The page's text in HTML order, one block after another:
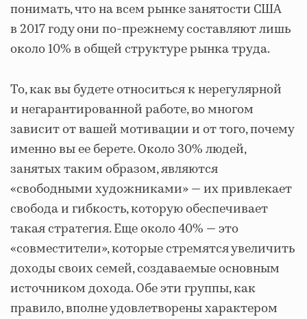
понимать, что на всем рынке занятости США
в 2017 году они по-прежнему составляют лишь
около 10% в общей структуре рынка труда.
То, как вы будете относиться к нерегулярной
и негарантированной работе, во многом
зависит от вашей мотивации и от того, почему
именно вы ее берете. Около 30% людей,
занятых таким образом, являются
«свободными художниками» — их привлекает
свобода и гибкость, которую обеспечивает
такая стратегия. Еще около 40% — это
«совместители», которые стремятся увеличить
доходы своих семей, создаваемые основным
источником дохода. Обе эти группы, как
правило, вполне удовлетворены характером